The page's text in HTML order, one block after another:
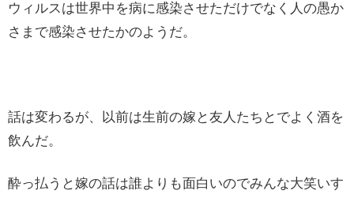
ウィルスは世界中を病に感染させただけでなく人の愚か
さまで感染させたかのようだ。
話は変わるが、以前は生前の嫁と友人たちとでよく酒を
飲んだ。
酔っ払うと嫁の話は誰よりも面白いのでみんな大笑いす